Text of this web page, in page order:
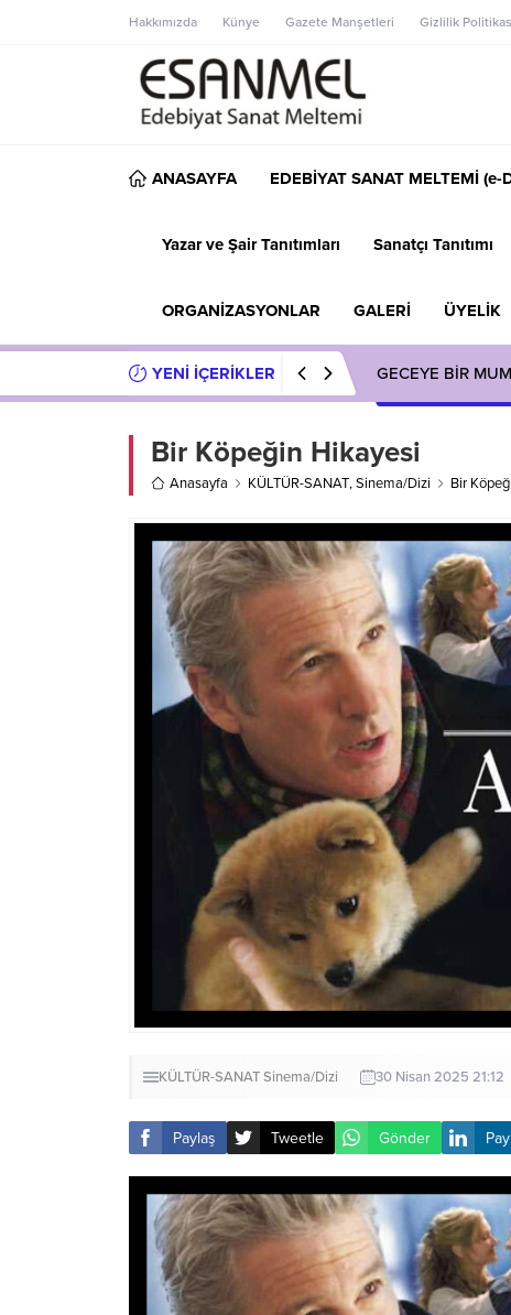
Hakkımızda Künye Gazete Manşetleri Gizlilik
ANASAYFA EDEBİYAT SANAT MELTEMİ (e-
Yazar ve Şair Tanıtımları Sanatçı Tanıtımı
ORGANİZASYONLAR GALERİ ÜYELİK
YENİ İÇERİKLER GECEYE BİR
Bir Köpeğin Hikayesi
Anasayfa KÜLTÜR-SANAT,Sinema/Dizi Bir
KÜLTÜR-SANATSinema/Dizi 30 Nisan 2025 21:12
Paylaş Tweetle Gönder